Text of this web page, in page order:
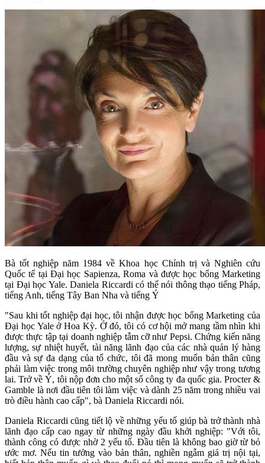
Bà tốt nghiệp năm 1984 về Khoa học Chính trị và Nghiên cứu
Quốc tế tại Đại học Sapienza, Roma và được học bổng Marketing
tại Đại học Yale. Daniela Riccardi có thể nói thông thạo tiếng Pháp,
tiếng Anh, tiếng Tây Ban Nha và tiếng Ý
"Sau khi tốt nghiệp đại học, tôi nhận được học bổng Marketing của
Đại học Yale ở Hoa Kỳ. Ở đó, tôi có cơ hội mở mang tầm nhìn khi
được thực tập tại doanh nghiệp tẫm cỡ như Pepsi. Chứng kiến ​​năng
lượng, sự nhiệt huyết, tài năng lãnh đạo của các nhà quản lý hàng
đầu và sự đa dạng của tổ chức, tôi đã mong muốn bản thân cũng
phải làm việc trong môi trường chuyên nghiệp như vậy trong tương
lai. Trở về Ý, tôi nộp đơn cho một số công ty đa quốc gia. Procter &
Gamble là nơi đầu tiên tôi làm việc và dành 25 năm trong nhiều vai
trò điều hành cao cấp", bà Daniela Riccardi nói.
Daniela Riccardi cũng tiết lộ về những yếu tố giúp bà trở thành nhà
lãnh đạo cấp cao ngay từ những ngày đầu khởi nghiệp: "Với tôi,
thành công có được nhờ 2 yếu tố. Đầu tiên là không bao giờ từ bỏ
ước mơ. Nếu tin tưởng vào bản thân, nghiền ngẫm giá trị nội tại,